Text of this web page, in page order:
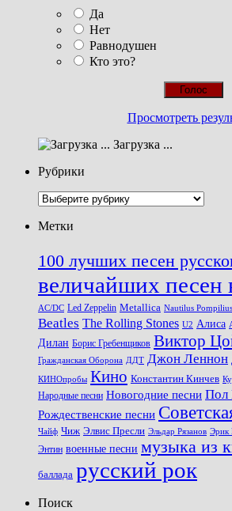
Да
Нет
Равнодушен
Кто это?
Просмотреть
Загрузка ...
Рубрики
Рубрики
Метки
100 лучших песен
величайших песен
AC/DC Led Zeppelin Metallica Nautilus Pompilius
Beatles The Rolling Stones U2 Алиса
Дилан Борис Гребенщиков Виктор
Гражданская Оборона ДДТ Джон Леннон
КИНОпробы Кино Константин Кинчев
Народные песни Новогодние песни Пол
Рождественские песни
Чайф Чиж Элвис Пресли Эльдар Рязанов Эрик
Энтин военные песни музыка из
баллада русский рок
Поиск